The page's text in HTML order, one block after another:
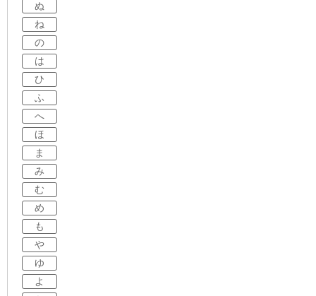
ぬ
ね
の
は
ひ
ふ
へ
ほ
ま
み
む
め
も
や
ゆ
よ